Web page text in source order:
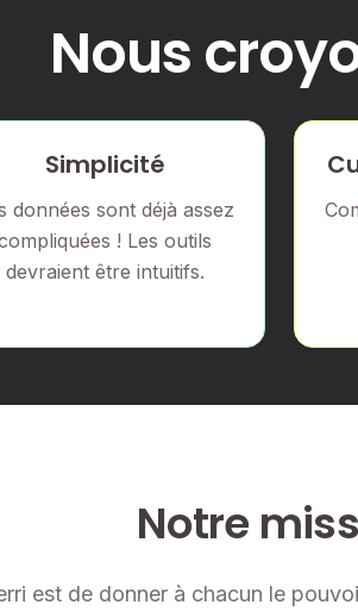
Nous
Simplicité
données sont déjà assez
! Les outils
devraient être intuitifs.
Notre
est de donner à chacun le